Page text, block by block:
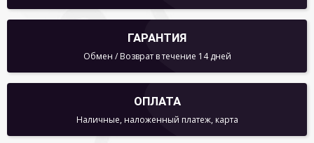
ГАРАНТИЯ
Обмен / Возврат в течение 14 дней
ОПЛАТА
Наличные, наложенный платеж, карта